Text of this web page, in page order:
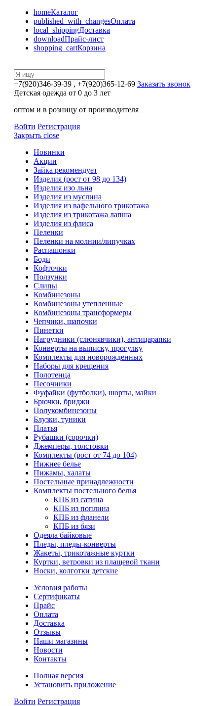
homeКаталог
published_with_changesОплата
local_shippingДоставка
downloadПрайс-лист
shopping_cartКорзина
+7(920)346-39-39 , +7(920)365-12-69 Заказать звонок
Детская одежда от 0 до 3 лет
оптом и в розницу от производителя
Войти Регистрация
Закрыть close
Новинки
Акции
Зайка рекомендует
Изделия (рост от 98 до 134)
Изделия изо льна
Изделия из муслина
Изделия из вафельного трикотажа
Изделия из трикотажа лапша
Изделия из флиса
Пеленки
Пеленки на молнии/липучках
Распашонки
Боди
Кофточки
Ползунки
Слипы
Комбинезоны
Комбинезоны утепленные
Комбинезоны трансформеры
Чепчики, шапочки
Пинетки
Нагрудники (слюнявчики), антицарапки
Конверты на выписку, прогулку
Комплекты для новорожденных
Наборы для крещения
Полотенца
Песочники
Фуфайки (футболки), шорты, майки
Брючки, бриджи
Полукомбинезоны
Блузки, туники
Платья
Рубашки (сорочки)
Джемперы, толстовки
Комплекты (рост от 74 до 104)
Нижнее белье
Пижамы, халаты
Постельные принадлежности
Комплекты постельного белья
КПБ из сатина
КПБ из поплина
КПБ из фланели
КПБ из бязи
Одеяла байковые
Пледы, пледы-конверты
Жакеты, трикотажные куртки
Куртки, ветровки из плащевой ткани
Носки, колготки детские
Условия работы
Сертификаты
Прайс
Оплата
Доставка
Отзывы
Наши магазины
Новости
Контакты
Полная версия
Установить приложение
Войти Регистрация